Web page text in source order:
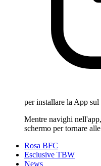
per installare la App
Mentre navighi
schermo per tornare
Rosa BFC
Esclusive TBW
News